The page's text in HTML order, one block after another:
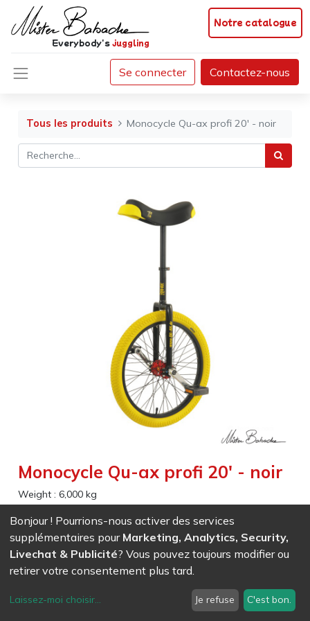
Notre catalogue
Everybody'sjuggling
Se connecter Contactez-nous
Tous les produits Monocycle Qu-ax profi 20' - noir
Monocycle Qu-ax profi 20' - noir
Weight :6,000 kg
Le monocycle QU-AX 50cm Profi Freestyle est fait pour les
acrobaties et le freestyle, idéal autant pour les enfants dès
9 ans que pour les adultes.
La roue comporte 48 rayons ce qui assure une très bonne
Taille de la roue (Pouces): 20
Bonjour ! Pourrions-nous activer des services
supplémentaires pour Marketing, Analytics, Security,
Livechat & Publicité? Vous pouvez toujours modifier ou
retirer votre consentement plus tard.
Laissez-moi choisir... Je refuse C'est bon.